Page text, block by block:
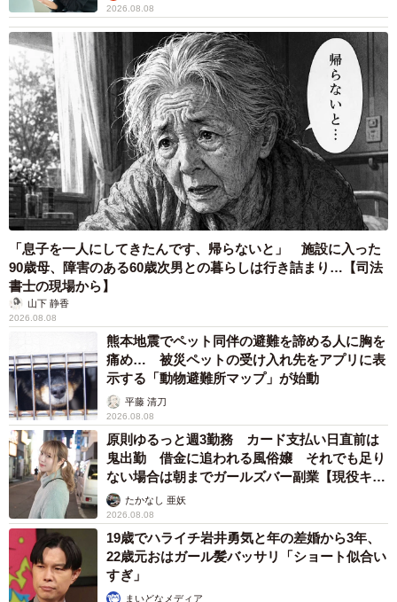
2026.08.08
「息子を一人にしてきたんです、帰らないと」 施設に入った
90歳母、障害のある60歳次男との暮らしは行き詰まり…【司法
書士の現場から】
山下 静香
2026.08.08
熊本地震でペット同伴の避難を諦める人に胸を
痛め… 被災ペットの受け入れ先をアプリに表
示する「動物避難所マップ」が始動
平藤 清刀
2026.08.08
原則ゆるっと週3勤務 カード支払い日直前は
鬼出勤 借金に追われる風俗嬢 それでも足り
ない場合は朝までガールズバー副業【現役キャ
ストに取材】
たかなし 亜妖
2026.08.08
19歳でハライチ岩井勇気と年の差婚から3年、
22歳元おはガール髪バッサリ「ショート似合い
すぎ」
まいどなメディア